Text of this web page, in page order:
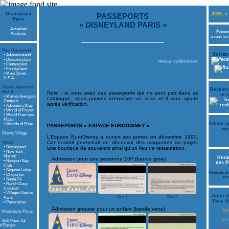
Disneyland
Paris
Actualités
Archives
Parc Disneyland
• Adventureland
• Discoveryland
• Fantasyland
• Frontierland
• Main Street
U.S.A.
Disney Adventure
World
• Marvel Avengers
Campus
• Adventure Way
• World of Frozen
• World Premiere
Plaza
• Worlds of Pixar
Disney Village
Hôtels
• Disneyland
• New York -
Marvel
• Newport Bay
Club
• Séquoia Lodge
• Cheyenne
• Santa Fé
• Ranch Davy
Crockett
• Villages Nature
Paris
• Partenaires
Prestations Parcs
Golf Paris Val
d'Europe
PASSEPORTS
« DISNEYLAND PARIS »
retour collections
Note : si vous avez des passeports qui ne sont pas dans ce
catalogue, vous pouvez m'envoyer un scan et il sera ajouté
après vérification.
PASSEPORTS « ESPACE EURODISNEY »
L’Espace EuroDisney a ouvert ses portes en décembre 1990.
Cet endroit permettait de découvrir des maquettes du projet,
une boutique de souvenirs ainsi qu'un lieu de restauration.
Admission pour une personne 10F (bande grise)
Dos 1 Dos 2
Admission gratuite pour un enfant (bande verte)
Du 15 au 23 août 2026, « La Semaine
à venir ou
le
Affiche
des
Moments
Jours
Pass